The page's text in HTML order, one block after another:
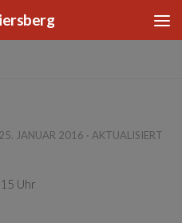
25. JANUAR 2016 · AKTUALISIERT
Uhr